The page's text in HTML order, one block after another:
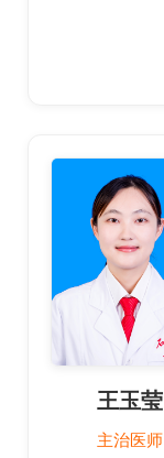
王玉莹
主治医师